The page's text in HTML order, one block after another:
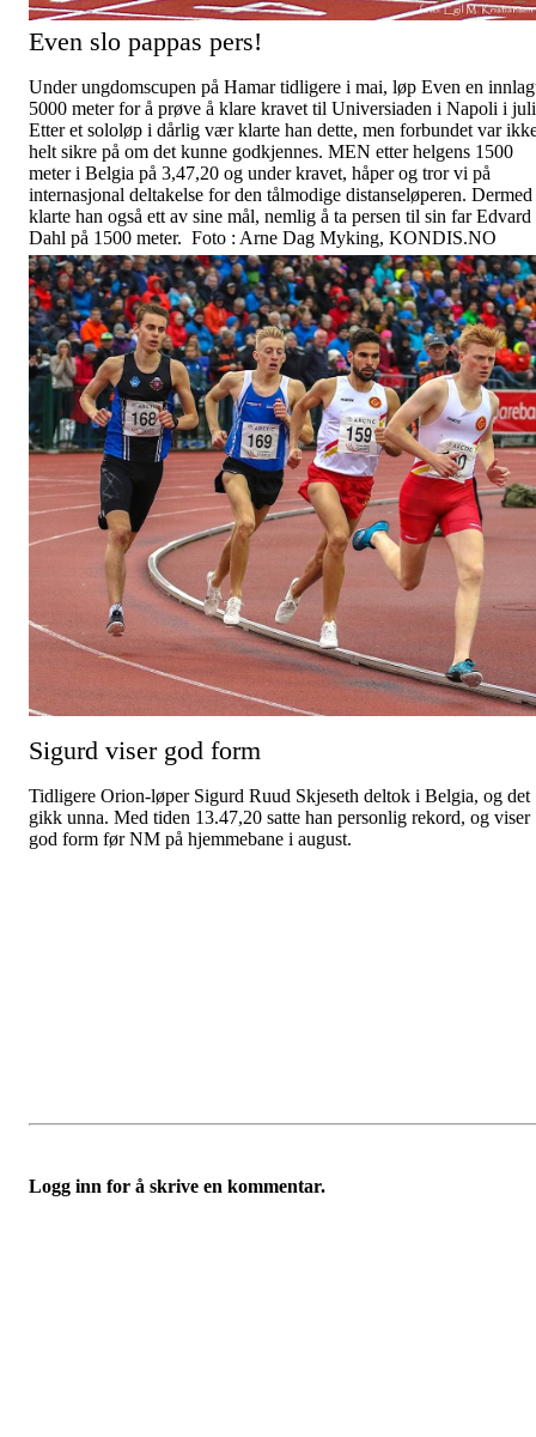
Even slo pappas pers!
Under ungdomscupen på Hamar tidligere i mai, løp Even en
5000 meter for å prøve å klare kravet til Universiaden i Napoli i
Etter et sololøp i dårlig vær klarte han dette, men forbundet var
helt sikre på om det kunne godkjennes. MEN etter helgens 1500
meter i Belgia på 3,47,20 og under kravet, håper og tror vi på
internasjonal deltakelse for den tålmodige distanseløperen. Dermed
klarte han også ett av sine mål, nemlig å ta persen til sin far Edvard
Dahl på 1500 meter. Foto : Arne Dag Myking, KONDIS.NO
Sigurd viser god form
Tidligere Orion-løper Sigurd Ruud Skjeseth deltok i Belgia, og det
gikk unna. Med tiden 13.47,20 satte han personlig rekord, og viser
god form før NM på hjemmebane i august.
Logg inn for å skrive en kommentar.